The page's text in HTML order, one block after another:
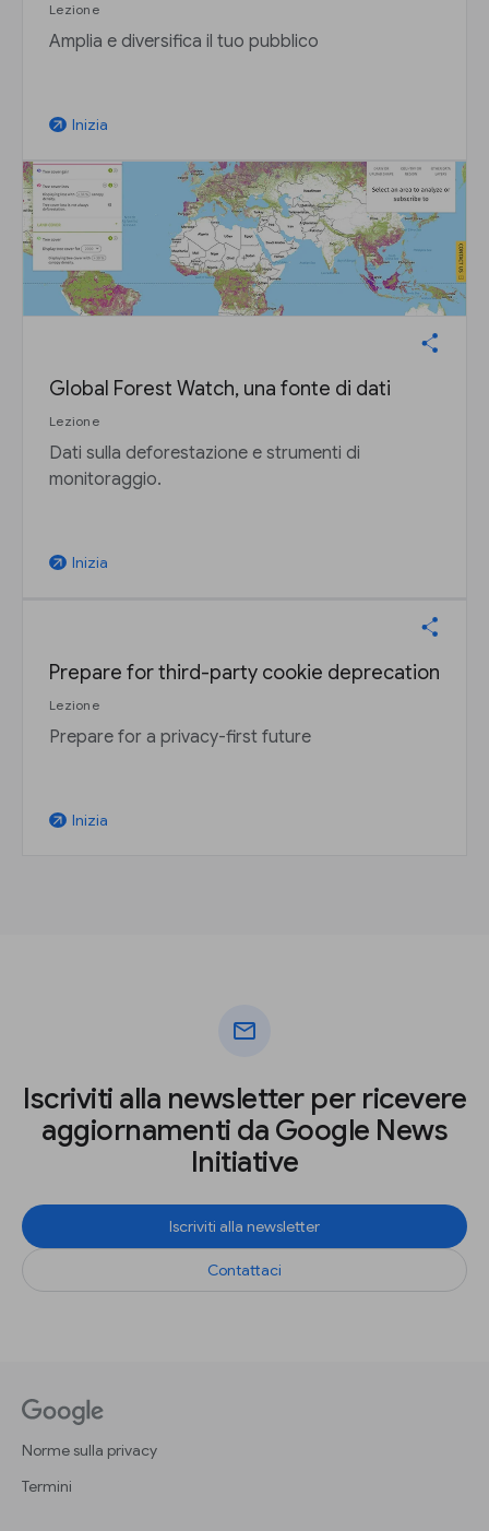
Lezione
Amplia e diversifica il tuo pubblico
arrow_outward Inizia
Global Forest Watch, una fonte di dati
Lezione
Dati sulla deforestazione e strumenti di
monitoraggio.
arrow_outward Inizia
Prepare for third-party cookie deprecation
Lezione
Prepare for a privacy-first future
arrow_outward Inizia
mail
Iscriviti alla newsletter per ricevere
aggiornamenti da Google News
Initiative
Iscriviti alla newsletter
Contattaci
Norme sulla privacy
Termini